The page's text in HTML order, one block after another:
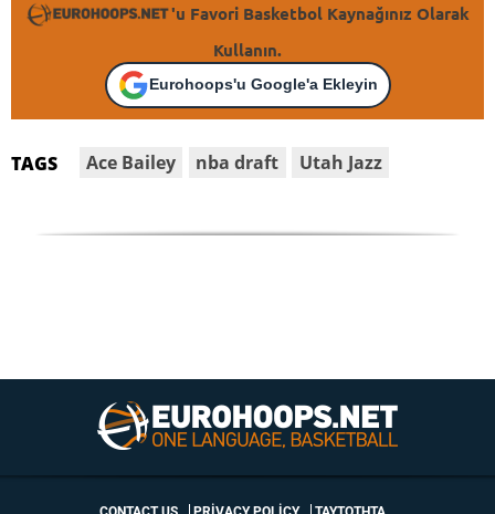
'u Favori Basketbol Kaynağınız Olarak
Kullanın.
Eurohoops'u Google'a Ekleyin
TAGS Ace Bailey nba draft Utah Jazz